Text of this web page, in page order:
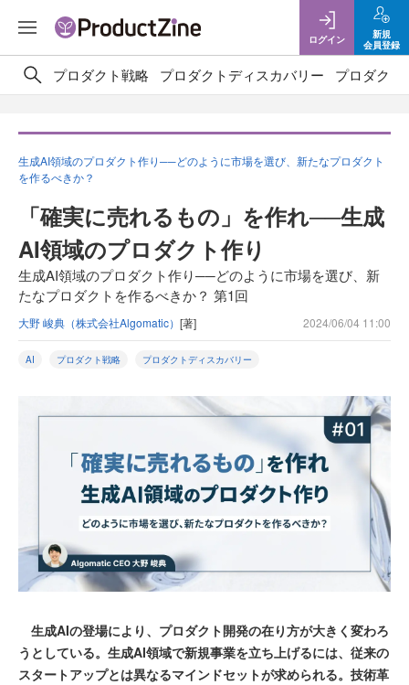
ログイン
新規
会員登録
プロダクト戦略 プロダクトディスカバリー プロダクト
生成AI領域のプロダクト作り──どのように市場を選び、新たなプロダクト
を作るべきか？
「確実に売れるもの」を作れ──生成
AI領域のプロダクト作り
生成AI領域のプロダクト作り──どのように市場を選び、新
たなプロダクトを作るべきか？ 第1回
大野 峻典（株式会社Algomatic） [著] 2024/06/04 11:00
AI プロダクト戦略 プロダクトディスカバリー
生成AIの登場により、プロダクト開発の在り方が大きく変わろ
うとしている。生成AI領域で新規事業を立ち上げるには、従来の
スタートアップとは異なるマインドセットが求められる。技術革